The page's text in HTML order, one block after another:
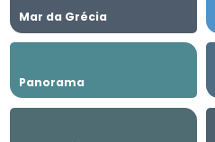
Mar da Grécia
Panorama